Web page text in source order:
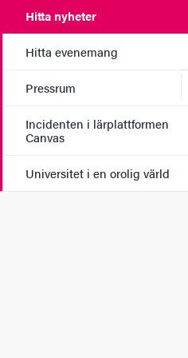
Hitta nyheter
Hitta evenemang
Pressrum
Incidenten i lärplattformen
Canvas
Universitet i en orolig värld